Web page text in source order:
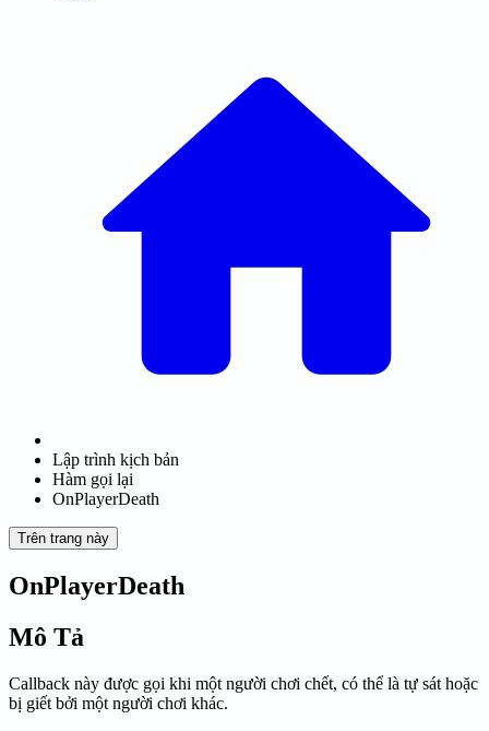
Lập trình kịch bản
Hàm gọi lại
OnPlayerDeath
Trên trang này
OnPlayerDeath
Mô Tả
Callback này được gọi khi một người chơi chết, có thể là tự sát hoặc
bị giết bởi một người chơi khác.